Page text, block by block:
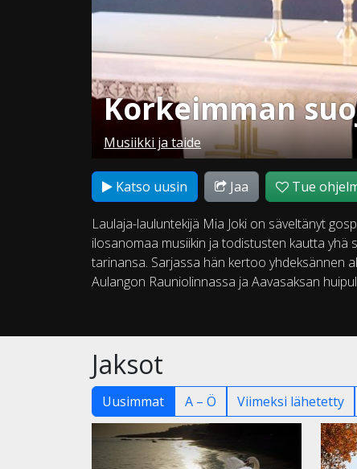
Korkeimman
Musiikki ja taide
Katso uusin Jaa Tue
Laulaja-lauluntekijä Mia Joki on säveltänyt
ilosanomaa musiikin ja todistusten kautta yhä
tarinansa. Sarjassa hän kertoo yhdeksännen
Aulangon Rauniolinnassa ja Aavasaksan
Jaksot
Uusimmat A – Ö Viimeksi lähetetty